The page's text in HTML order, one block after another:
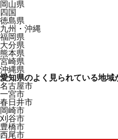
岡山県
四国
徳島県
九州・沖縄
福岡県
大分県
熊本県
宮崎県
沖縄県
愛知県のよく見られている地
名古屋市
一宮市
春日井市
岡崎市
刈谷市
豊橋市
西尾市